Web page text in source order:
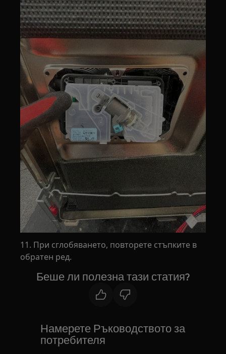
11. При сглобяването, повторете стъпките в
обратен ред.
Беше ли полезна тази статия?
Намерете Ръководството за
потребителя